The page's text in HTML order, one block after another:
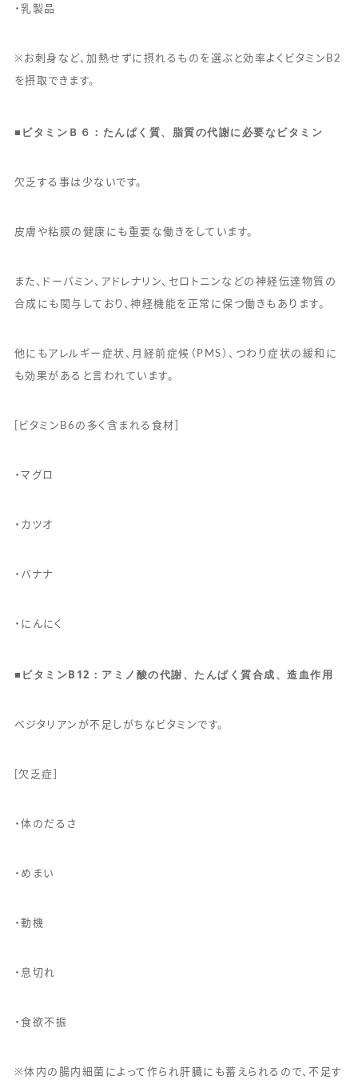
・乳製品
※お刺身など、加熱せずに摂れるものを選ぶと効率よくビタミンB2
を摂取できます。
■ ビタミンＢ６：たんぱく質、脂質の代謝に必要なビタミン
欠乏する事は少ないです。
皮膚や粘膜の健康にも重要な働きをしています。
また、ドーパミン、アドレナリン、セロトニンなどの神経伝達物質の
合成にも関与しており、神経機能を正常に保つ働きもあります。
他にもアレルギー症状、月経前症候（PMS）、つわり症状の緩和に
も効果があると言われています。
[ビタミンB6の多く含まれる食材]
・マグロ
・カツオ
・バナナ
・にんにく
■ ビタミンB12 ：アミノ酸の代謝、たんぱく質合成、造血作用
ベジタリアンが不足しがちなビタミンです。
[欠乏症]
・体のだるさ
・めまい
・動機
・息切れ
・食欲不振
※体内の腸内細菌によって作られ肝臓にも蓄えられるので、不足す